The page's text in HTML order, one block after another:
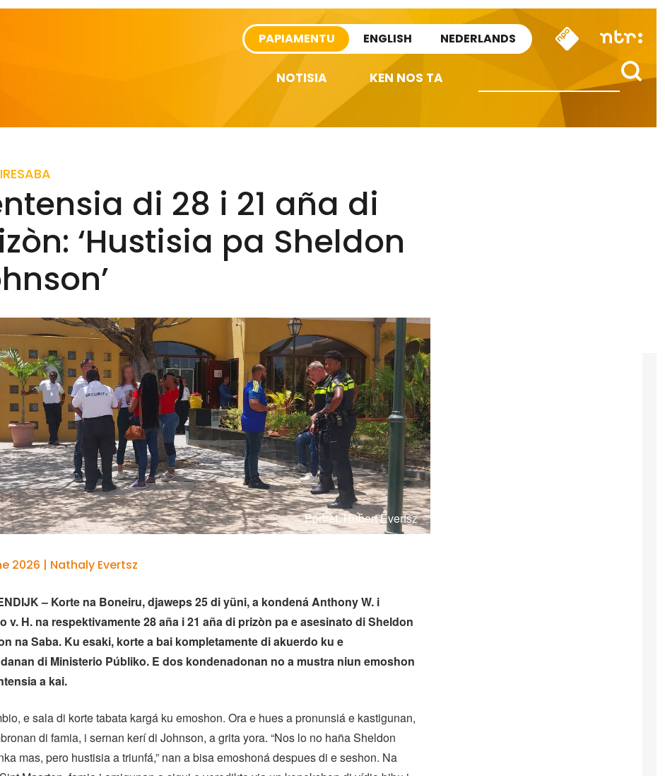
PAPIAMENTU ENGLISH NEDERLANDS
NOTISIA KEN NOS TA
SABA
di 28 i 21 aña di
‘Hustisia pa Sheldon
Portrèt: Hubert Evertsz
2026 | Nathaly Evertsz
– Korte na Boneiru, djaweps 25 di yüni,a kondená Anthony W. i
v. H. na respektivamente 28 aña i 21 aña di prizòn pa e asesinato di Sheldon
na Saba. Ku esaki, korte a bai kompletamente di akuerdo ku e
di Ministerio Públiko. E dos kondenadonan no a mustra niun emoshon
a kai.
e sala di korte tabata kargá ku emoshon. Ora e hues a pronunsiá e kastigunan,
di famia, i sernan kerí di Johnson, a grita yora. “Nos lo no haña Sheldon
mas, pero hustisia a triunfá,” nan a bisa emoshoná despues di e seshon. Na